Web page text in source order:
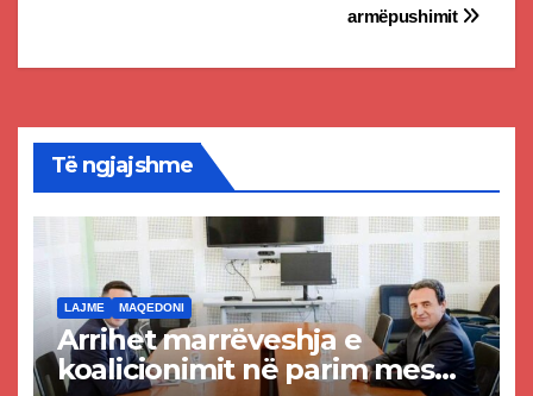
armëpushimit
Të ngjajshme
LAJME MAQEDONI
Arrihet marrëveshja e
koalicionimit në parim mes